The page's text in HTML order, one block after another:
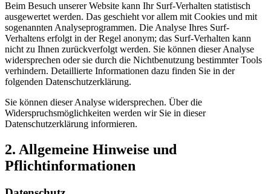
Beim Besuch unserer Website kann Ihr Surf-Verhalten statistisch
ausgewertet werden. Das geschieht vor allem mit Cookies und mit
sogenannten Analyseprogrammen. Die Analyse Ihres Surf-
Verhaltens erfolgt in der Regel anonym; das Surf-Verhalten kann
nicht zu Ihnen zurückverfolgt werden. Sie können dieser Analyse
widersprechen oder sie durch die Nichtbenutzung bestimmter Tools
verhindern. Detaillierte Informationen dazu finden Sie in der
folgenden Datenschutzerklärung.
Sie können dieser Analyse widersprechen. Über die
Widerspruchsmöglichkeiten werden wir Sie in dieser
Datenschutzerklärung informieren.
2. Allgemeine Hinweise und
Pflichtinformationen